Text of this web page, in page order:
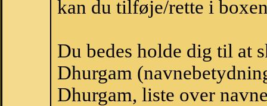
kan du tilføje/rette i
Du bedes holde dig til at
Dhurgam
Dhurgam, liste over